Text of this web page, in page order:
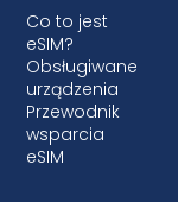
Co to jest
eSIM?
Obsługiwane
urządzenia
Przewodnik
wsparcia
eSIM